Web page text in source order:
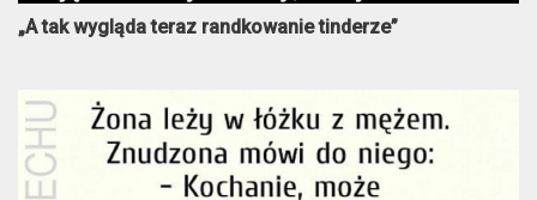
„A tak wygląda teraz randkowanie tinderze”